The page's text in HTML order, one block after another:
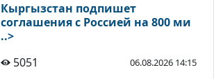
Кыргызстан подпишет
соглашения с Россией на 800 ми
..>
5051
06.08.2026 14:15